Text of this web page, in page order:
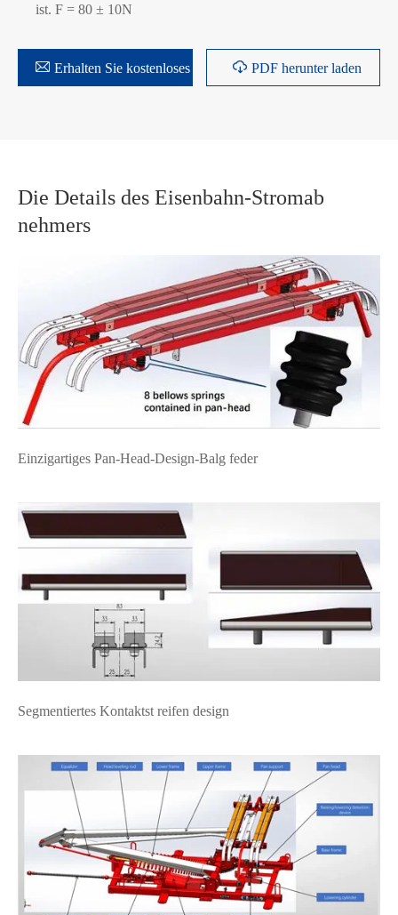
ist. F = 80 ± 10N
 Erhalten Sie kostenloses Angebot PDF herunter laden
Die Details des Eisenbahn-Stromab
nehmers
Einzigartiges Pan-Head-Design-Balg feder
Segmentiertes Kontaktst reifen design